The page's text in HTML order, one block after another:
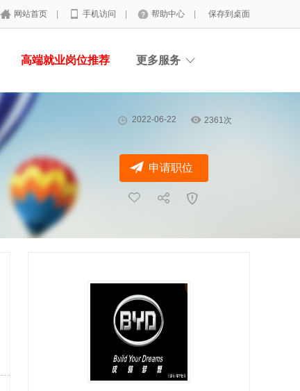
网站首页 手机访问 帮助中心 保存到桌面
高端就业岗位推荐 更多服务
2022-06-22 2361次
申请职位